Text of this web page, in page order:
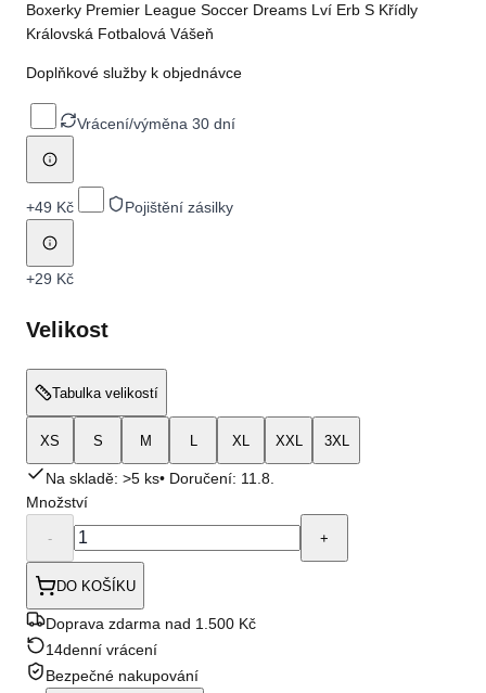
Boxerky Premier League Soccer Dreams Lví Erb S Křídly
Královská Fotbalová Vášeň
Doplňkové služby k objednávce
Vrácení/výměna 30 dní
+49 Kč Pojištění zásilky
+29 Kč
Velikost
Tabulka velikostí
XS S M L XL XXL 3XL
Na skladě: >5 ks• Doručení: 11.8.
Množství
- +
DO KOŠÍKU
Doprava zdarma nad 1.500 Kč
14denní vrácení
Bezpečné nakupování